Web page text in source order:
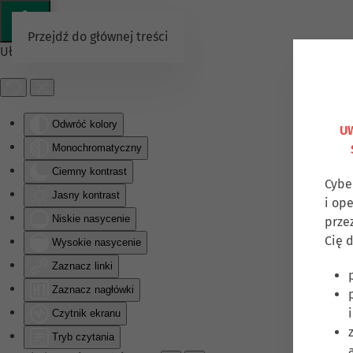
Ułatwienia dostępu
Odwróć kolory
Monochromatyczny
Ciemny kontrast
Jasny kontrast
Niskie nasycenie
Wysokie nasycenie
Zaznacz linki
Zaznacz nagłówki
Czytnik ekranu
Tryb czytania
Przejdź do głównej treści
i
Cię